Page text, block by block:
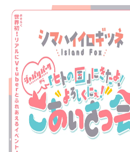
み
込
み
中
で
す